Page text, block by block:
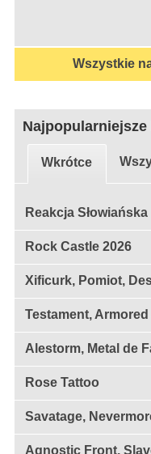
Wszystkie
Wkrótce
Reakcja Słowiańska
Rock Castle 2026
Xificurk, Pomiot,
Testament,
Alestorm, Metal de
Rose Tattoo
Savatage,
Agnostic Front,